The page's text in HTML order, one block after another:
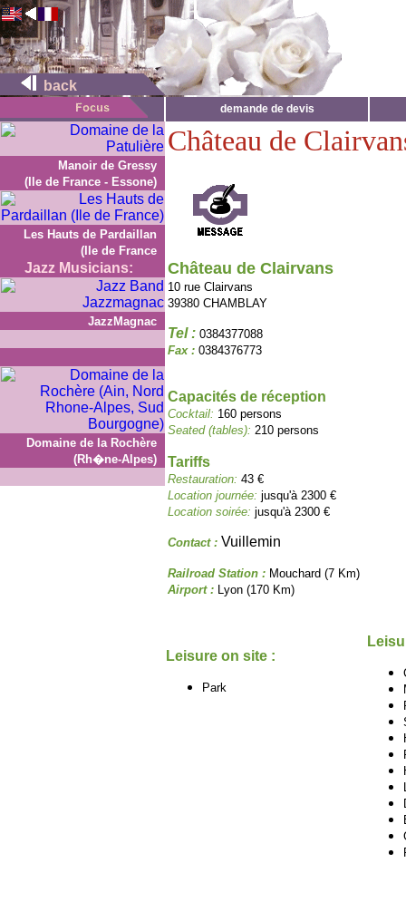
back
demande de devis
Manoir de Gressy
(Ile de France - Essone)
Les Hauts de Pardaillan
(Ile de France
Jazz Musicians:
JazzMagnac
Domaine de la Rochère
(Rh�ne-Alpes)
Château de
Château de Clairvans
10 rue Clairvans
39380 CHAMBLAY
Tel : 0384377088
Fax : 0384376773
Capacités de réception
Cocktail: 160 persons
Seated (tables): 210 persons
Tariffs
Restauration: 43 €
Location journée: jusqu'à 2300 €
Location soirée: jusqu'à 2300 €
Contact : Vuillemin
Railroad Station : Mouchard (7 Km)
Airport : Lyon (170 Km)
Leisure on site :
Park